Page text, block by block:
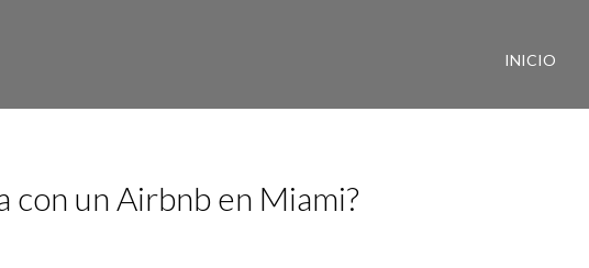
INICIO
con un Airbnb en Miami?